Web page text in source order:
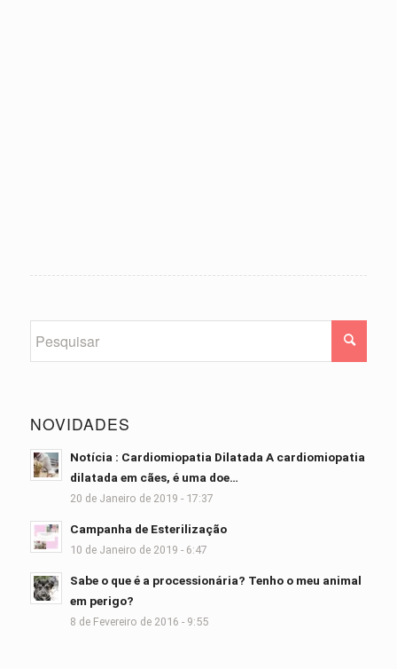
NOVIDADES
Notícia : Cardiomiopatia Dilatada A cardiomiopatia
dilatada em cães, é uma doe…
20 de Janeiro de 2019 - 17:37
Campanha de Esterilização
10 de Janeiro de 2019 - 6:47
Sabe o que é a processionária? Tenho o meu animal
em perigo?
8 de Fevereiro de 2016 - 9:55